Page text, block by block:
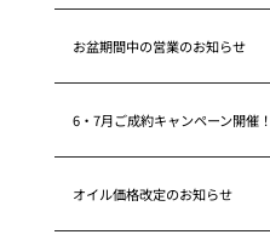
お盆期間中の営業のお知らせ
6・7月ご成約キャンペーン開催
オイル価格改定のお知らせ